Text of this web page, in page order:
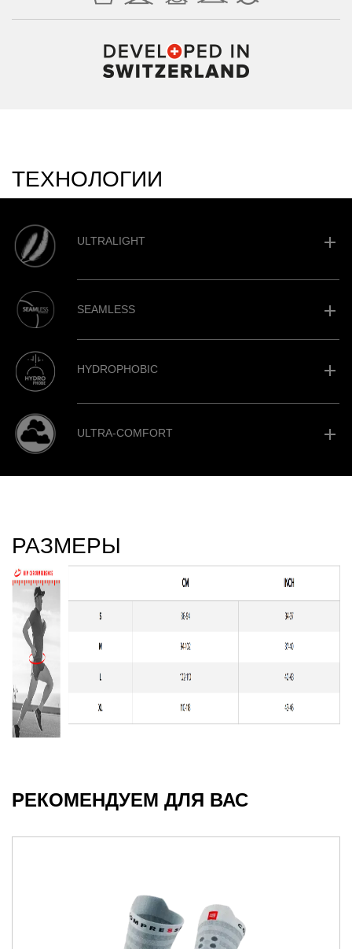
ТЕХНОЛОГИИ
ULTRALIGHT add
SEAMLESS add
HYDROPHOBIC add
ULTRA-COMFORT add
РАЗМЕРЫ
РЕКОМЕНДУЕМ ДЛЯ ВАС